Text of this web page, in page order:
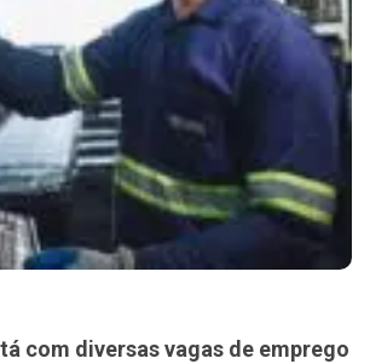
com diversas vagas de emprego